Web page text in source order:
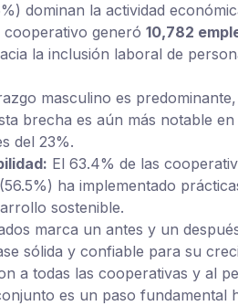
dominan la actividad
cooperativo generó 10,782
la inclusión laboral de
masculino es
brecha es aún más notable
del 23%.
El 63.4% de las
ha implementado
sostenible.
marca un antes y un
sólida y confiable para su
a todas las cooperativas y al
es un paso